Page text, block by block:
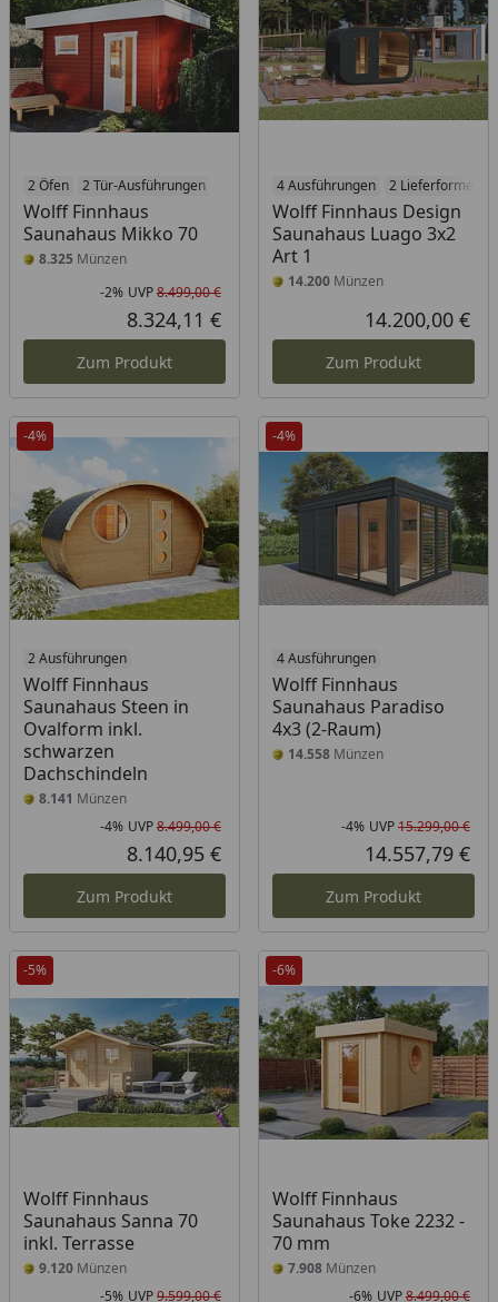
2 Öfen 2 Tür-Ausführungen
Wolff Finnhaus
Saunahaus Mikko 70
8.325 Münzen
Rabatt in Prozent
-2%
Ursprünglicher Preis
UVP8.499,00 €
Aktueller Preis
8.324,11 €
Zum Produkt
4 Ausführungen 2 Lieferformen
Wolff Finnhaus Design
Saunahaus Luago 3x2
Art 1
14.200Münzen
14.200,00 €
Zum Produkt
-4%
2 Ausführungen
Wolff Finnhaus
Saunahaus Steen in
Ovalform inkl.
schwarzen
Dachschindeln
8.141 Münzen
Rabatt in Prozent
-4%
Ursprünglicher Preis
UVP8.499,00 €
Aktueller Preis
8.140,95 €
Zum Produkt
-4%
4 Ausführungen
Wolff Finnhaus
Saunahaus Paradiso
4x3 (2-Raum)
14.558Münzen
-4% UVP15.299,00 €
14.557,79 €
Zum Produkt
-5%
Wolff Finnhaus
Saunahaus Sanna 70
inkl. Terrasse
9.120 Münzen
-5% UVP9.599,00 €
-6%
Wolff Finnhaus
Saunahaus Toke 2232 -
70 mm
7.908Münzen
-6% UVP8.499,00 €